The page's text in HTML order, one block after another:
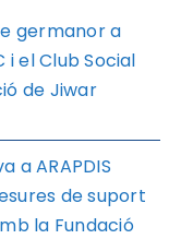
germanor a
i el Club Social
de Jiwar
a ARAPDIS
de suport
la Fundació